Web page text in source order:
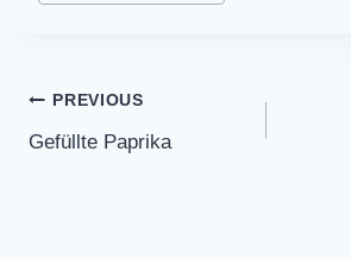
Post
navigation
PREVIOUS
Gefüllte Paprika